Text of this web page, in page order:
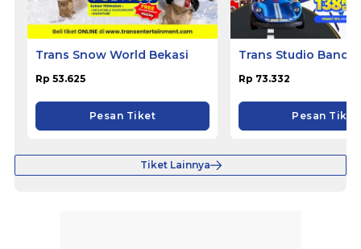
Trans Snow World Bekasi
Rp 53.625
Pesan Tiket
Trans Studio
Rp 73.332
Pesan Tiket
Tiket Lainnya